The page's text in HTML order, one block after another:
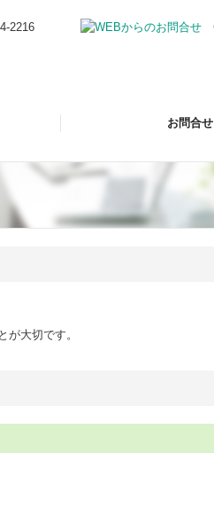
お問合せ
大切です。